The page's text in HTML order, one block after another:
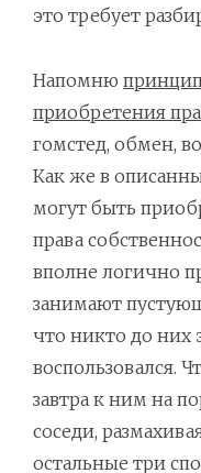
это требует
Напомню
приобретения
гомстед, обмен,
Как же в
могут быть
права
вполне логично
занимают
что никто до них
воспользовался.
завтра к ним на
соседи,
остальные три